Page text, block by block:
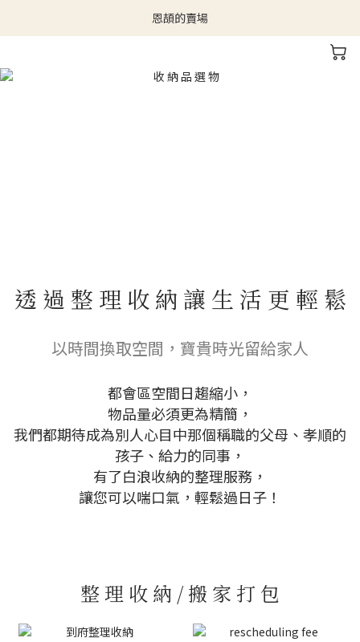
恩頡的賣場
透 過 整 理 收 納 讓 生 活 更 輕 鬆
以時間換取空間，寶貴時光留給家人
都會區空間日趨縮小，
物品量必須更為精簡，
我們都期待成為別人心目中那個稱職的父母、孝順的
孩子、給力的同事，
有了白浪收納的整理服務，
讓您可以喘口氣，輕鬆過日子！
整 理 收 納 / 搬 家 打 包